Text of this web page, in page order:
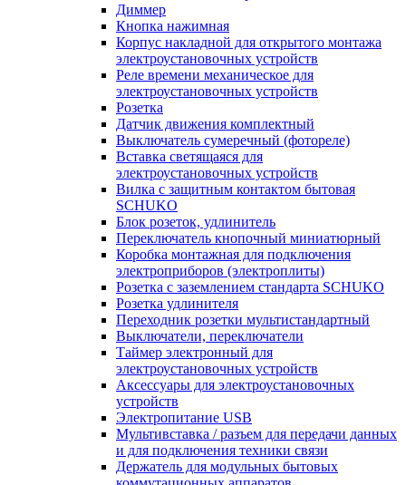
Диммер
Кнопка нажимная
Корпус накладной для открытого монтажа
электроустановочных устройств
Реле времени механическое для
электроустановочных устройств
Розетка
Датчик движения комплектный
Выключатель сумеречный (фотореле)
Вставка светящаяся для
электроустановочных устройств
Вилка с защитным контактом бытовая
SCHUKO
Блок розеток, удлинитель
Переключатель кнопочный миниатюрный
Коробка монтажная для подключения
электроприборов (электроплиты)
Розетка с заземлением стандарта SCHUKO
Розетка удлинителя
Переходник розетки мультистандартный
Выключатели, переключатели
Таймер электронный для
электроустановочных устройств
Аксессуары для электроустановочных
устройств
Электропитание USB
Мультивставка / разъем для передачи данных
и для подключения техники связи
Держатель для модульных бытовых